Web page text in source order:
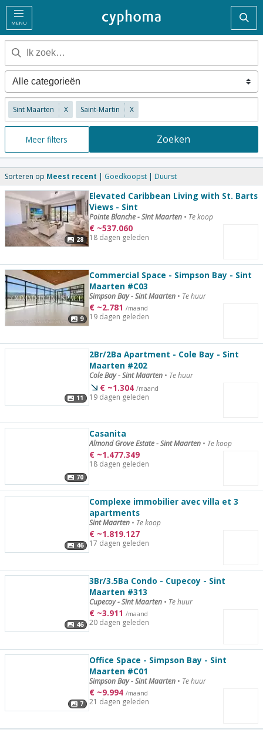
MENU
Sint Maarten X Saint-Martin X
Meer filters Zoeken
Sorteren op Meest recent Goedkoopst Duurst
28
Elevated Caribbean Living with St. Barts
Views - Sint
Pointe Blanche - Sint Maarten • Te koop
€ ~537.060
18 dagen geleden
9
Commercial Space - Simpson Bay - Sint
Maarten #C03
Simpson Bay - Sint Maarten • Te huur
€ ~2.781 /maand
19 dagen geleden
11
2Br/2Ba Apartment - Cole Bay - Sint
Maarten #202
Cole Bay - Sint Maarten • Te huur
€ ~1.304 /maand
19 dagen geleden
70
Casanita
Almond Grove Estate - Sint Maarten • Te koop
€ ~1.477.349
18 dagen geleden
46
Complexe immobilier avec villa et 3
apartments
Sint Maarten • Te koop
€ ~1.819.127
17 dagen geleden
46
3Br/3.5Ba Condo - Cupecoy - Sint
Maarten #313
Cupecoy - Sint Maarten • Te huur
€ ~3.911 /maand
20 dagen geleden
7
Office Space - Simpson Bay - Sint
Maarten #C01
Simpson Bay - Sint Maarten • Te huur
€ ~9.994 /maand
21 dagen geleden